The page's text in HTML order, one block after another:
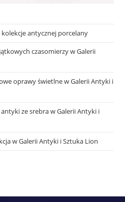
antycznej porcelany
czasomierzy w Galerii
oprawy świetlne w Galerii Antyki i
ze srebra w Galerii Antyki i
w Galerii Antyki i Sztuka Lion